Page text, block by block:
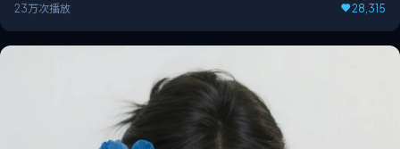
23万次播放 28,315